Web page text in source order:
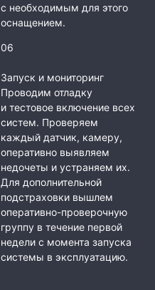
с необходимым для этого
оснащением.
06
Запуск и мониторинг
Проводим отладку
и тестовое включение всех
систем. Проверяем
каждый датчик, камеру,
оперативно выявляем
недочеты и устраняем их.
Для дополнительной
подстраховки вышлем
оперативно-проверочную
группу в течение первой
недели с момента запуска
системы в эксплуатацию.